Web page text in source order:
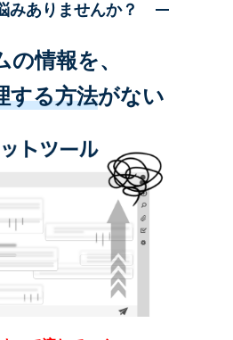
みありませんか？
の情報を、
する方法がない